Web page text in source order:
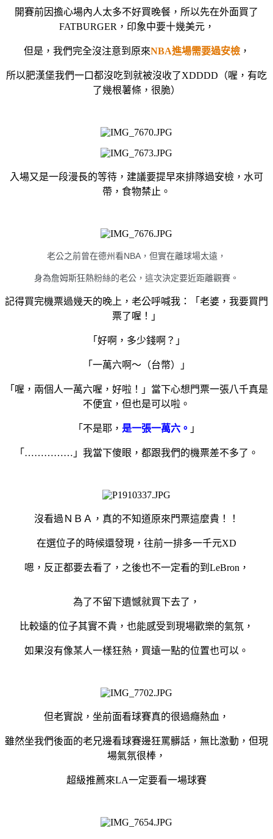
開賽前因擔心場內人太多不好買晚餐，所以先在外面買了
FATBURGER，印象中要十幾美元，
但是，我們完全沒注意到原來NBA進場需要過安檢，
所以肥漢堡我們一口都沒吃到就被沒收了XDDDD（喔，有吃
了幾根薯條，很脆）
入場又是一段漫長的等待，建議要提早來排隊過安檢，水可
帶，食物禁止。
老公之前曾在德州看NBA，但實在離球場太遠，
身為詹姆斯狂熱粉絲的老公，這次決定要近距離觀賽。
記得買完機票過幾天的晚上，老公呼喊我：「老婆，我要買門
票了喔！」
「好啊，多少錢啊？」
「一萬六啊～（台幣）」
「喔，兩個人一萬六喔，好啦！」當下心想門票一張八千真是
不便宜，但也是可以啦。
「不是耶， 是一張一萬六。 」
「……………」我當下傻眼，都跟我們的機票差不多了。
沒看過ＮＢＡ，真的不知道原來門票這麼貴！！
在選位子的時候還發現，往前一排多一千元XD
嗯，反正都要去看了，之後也不一定看的到LeBron，
為了不留下遺憾就買下去了，
比較遠的位子其實不貴，也能感受到現場歡樂的氣氛，
如果沒有像某人一樣狂熱，買遠一點的位置也可以。
但老實說，坐前面看球賽真的很過癮熱血，
雖然坐我們後面的老兄邊看球賽邊狂罵髒話，無比激動，但現
場氣氛很棒，
超級推薦來LA一定要看一場球賽